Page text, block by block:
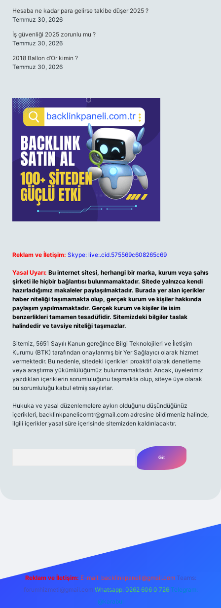
Hesaba ne kadar para gelirse takibe düşer 2025 ?
Temmuz 30, 2026
İş güvenliği 2025 zorunlu mu ?
Temmuz 30, 2026
2018 Ballon d’Or kimin ?
Temmuz 30, 2026
Reklam ve İletişim: Skype: live:.cid.575569c608265c69
Yasal Uyarı: Bu internet sitesi, herhangi bir marka, kurum veya şahıs
şirketi ile hiçbir bağlantısı bulunmamaktadır. Sitede yalnızca kendi
hazırladığımız makaleler paylaşılmaktadır. Burada yer alan içerikler
haber niteliği taşımamakta olup, gerçek kurum ve kişiler hakkında
paylaşım yapılmamaktadır. Gerçek kurum ve kişiler ile isim
benzerlikleri tamamen tesadüfidir. Sitemizdeki bilgiler taslak
halindedir ve tavsiye niteliği taşımazlar.
Sitemiz, 5651 Sayılı Kanun gereğince Bilgi Teknolojileri ve İletişim
Kurumu (BTK) tarafından onaylanmış bir Yer Sağlayıcı olarak hizmet
vermektedir. Bu nedenle, sitedeki içerikleri proaktif olarak denetleme
veya araştırma yükümlülüğümüz bulunmamaktadır. Ancak, üyelerimiz
yazdıkları içeriklerin sorumluluğunu taşımakta olup, siteye üye olarak
bu sorumluluğu kabul etmiş sayılırlar.
Hukuka ve yasal düzenlemelere aykırı olduğunu düşündüğünüz
içerikleri, backlinkpanelicomtr@gmail.com adresine bildirmeniz halinde,
ilgili içerikler yasal süre içerisinde sitemizden kaldırılacaktır.
Reklam ve İletişim: E-mail: backlinkpaneli@gmail.com Teams:
forumhizmeti@gmail.com Whatsapp: 0262 606 0 726 Telegram:
@karabul